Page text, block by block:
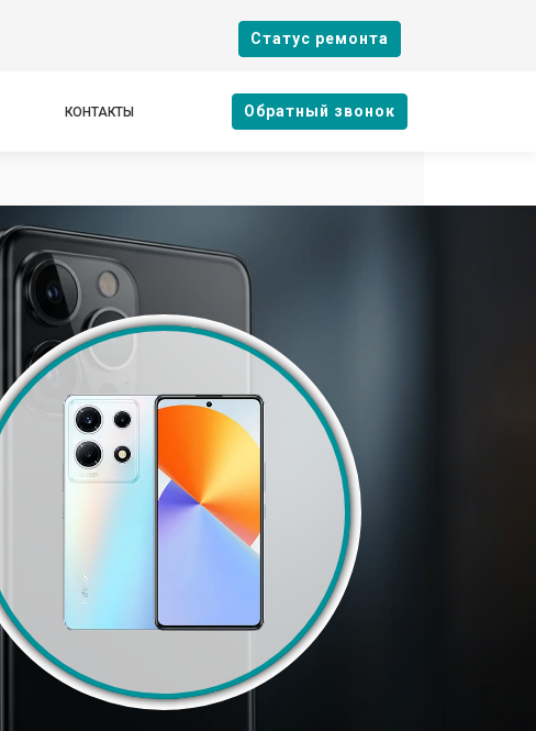
Cтатус ремонта
КОНТАКТЫ Oбратный звонок